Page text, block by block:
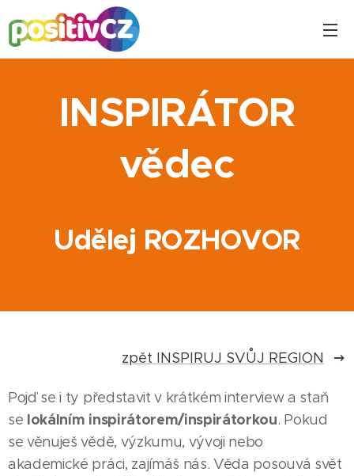
INSPIRÁTOR
vědec
Udělej ROZHOVOR
zpět INSPIRUJ SVŮJ REGION
Pojď se i ty představit v krátkém interview a staň
se lokálním inspirátorem/inspirátorkou. Pokud
se věnuješ vědě, výzkumu, vývoji nebo
akademické práci, zajímáš nás. Věda posouvá svět